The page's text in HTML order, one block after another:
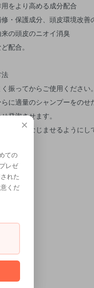
をより高める成分配合
・保護成分、頭皮環境改善
の頭皮のニオイ消臭
配合。
振ってからご使用ください。
に適量のシャンプーをのせ
発泡させます。
皮・髪になじませるようにし
×
ての
レゼ
れた
くだ